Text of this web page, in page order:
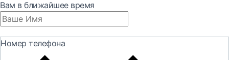
Вам в ближайшее время
Номер телефона